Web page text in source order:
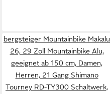
bergsteiger Mountainbike Makalu
26, 29 Zoll Mountainbike Alu,
geeignet ab 150 cm, Damen,
Herren, 21 Gang Shimano
Tourney RD-TY300 Schaltwerk,